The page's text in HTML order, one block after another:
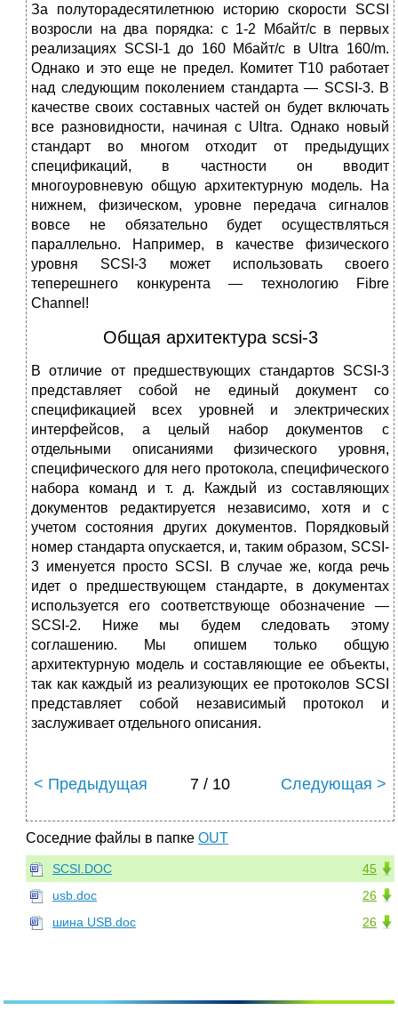
За полуторадесятилетнюю историю скорости SCSI
возросли на два порядка: с 1-2 Мбайт/с в первых
реализациях SCSI-1 до 160 Мбайт/с в Ultra 160/m.
Однако и это еще не предел. Комитет T10 работает
над следующим поколением стандарта — SCSI-3. В
качестве своих составных частей он будет включать
все разновидности, начиная с Ultra. Однако новый
стандарт во многом отходит от предыдущих
спецификаций, в частности он вводит
многоуровневую общую архитектурную модель. На
нижнем, физическом, уровне передача сигналов
вовсе не обязательно будет осуществляться
параллельно. Например, в качестве физического
уровня SCSI-3 может использовать своего
теперешнего конкурента — технологию Fibre
Channel!
Общая архитектура scsi-3
В отличие от предшествующих стандартов SCSI-3
представляет собой не единый документ со
спецификацией всех уровней и электрических
интерфейсов, а целый набор документов с
отдельными описаниями физического уровня,
специфического для него протокола, специфического
набора команд и т. д. Каждый из составляющих
документов редактируется независимо, хотя и с
учетом состояния других документов. Порядковый
номер стандарта опускается, и, таким образом, SCSI-
3 именуется просто SCSI. В случае же, когда речь
идет о предшествующем стандарте, в документах
используется его соответствующе обозначение —
SCSI-2. Ниже мы будем следовать этому
соглашению. Мы опишем только общую
архитектурную модель и составляющие ее объекты,
так как каждый из реализующих ее протоколов SCSI
представляет собой независимый протокол и
заслуживает отдельного описания.
< Предыдущая 7 / 10 Следующая >
Соседние файлы в папке OUT
45
SCSI.DOC
26
usb.doc
26
шина USB.doc